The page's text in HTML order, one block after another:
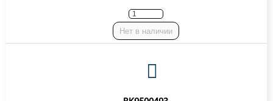
Нет в наличии